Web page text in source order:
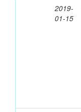
2019-
01-15